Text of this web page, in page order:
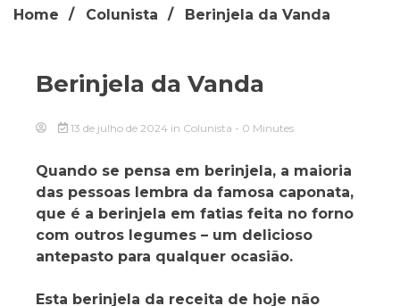
Home Colunista Berinjela da Vanda
Berinjela da Vanda
13 de julho de 2024 in Colunista - 0 Minutes
Quando se pensa em berinjela, a maioria
das pessoas lembra da famosa caponata,
que é a berinjela em fatias feita no forno
com outros legumes – um delicioso
antepasto para qualquer ocasião.
Esta berinjela da receita de hoje não